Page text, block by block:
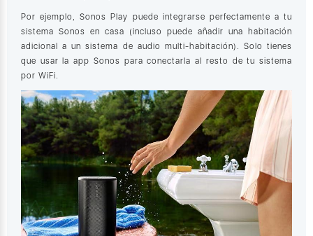
Por ejemplo, Sonos Play puede integrarse perfectamente a tu
sistema Sonos en casa (incluso puede añadir una habitación
adicional a un sistema de audio multi-habitación). Solo tienes
que usar la app Sonos para conectarla al resto de tu sistema
por WiFi.